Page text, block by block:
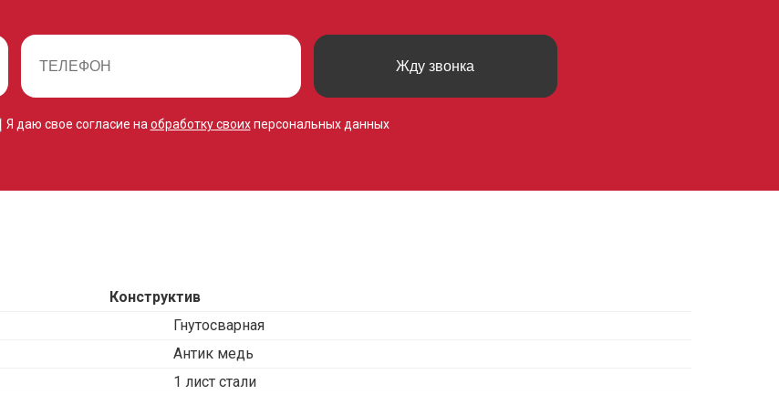
Жду звонка
Я даю свое согласие на обработку своихперсональных данных
Конструктив
Гнутосварная
Антик медь
1 лист стали